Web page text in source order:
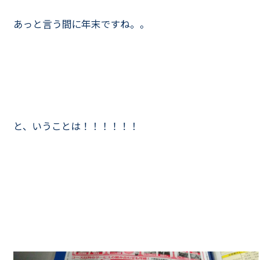
あっと言う間に年末ですね。。
と、いうことは！！！！！！